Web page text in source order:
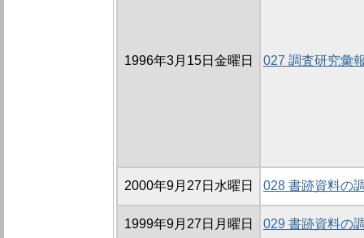
1996年3月15日金曜日 027 調査研究彙
2000年9月27日水曜日 028 書跡資料の
1999年9月27日月曜日 029 書跡資料の